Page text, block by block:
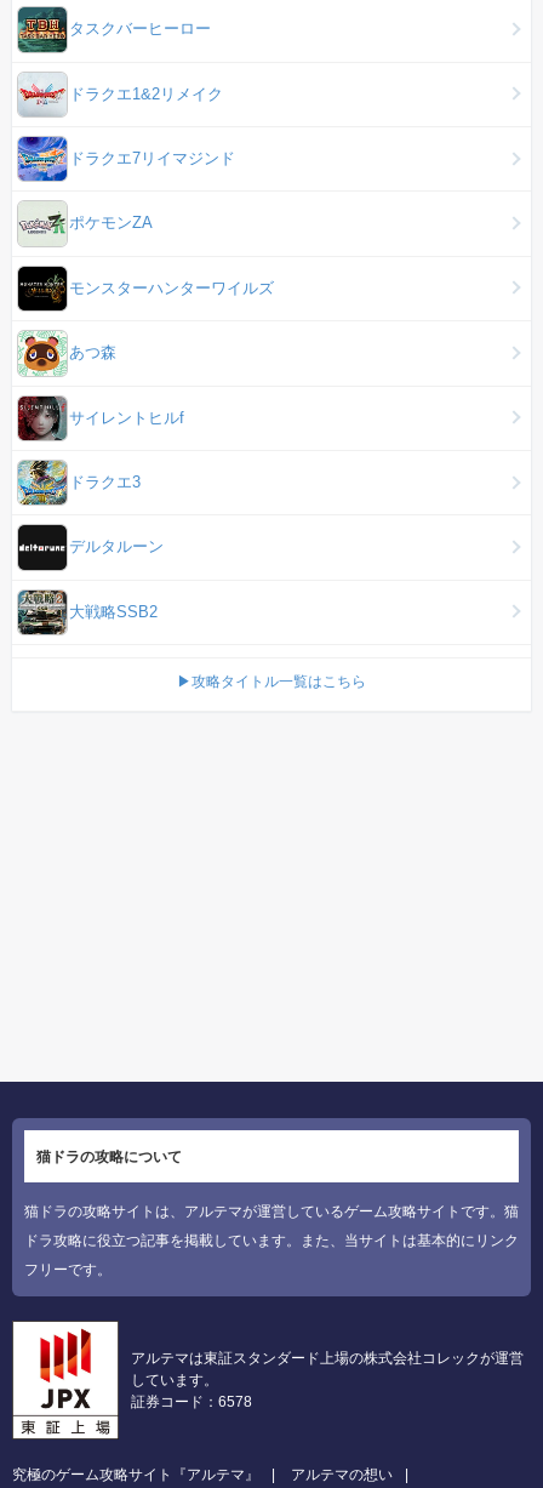
タスクバーヒーロー
ドラクエ1&2リメイク
ドラクエ7リイマジンド
ポケモンZA
モンスターハンターワイルズ
あつ森
サイレントヒルf
ドラクエ3
デルタルーン
大戦略SSB2
▶攻略タイトル一覧はこちら
猫ドラの攻略について
猫ドラの攻略サイトは、アルテマが運営しているゲーム攻略サイトです。猫
ドラ攻略に役立つ記事を掲載しています。また、当サイトは基本的にリンク
フリーです。
アルテマは東証スタンダード上場の株式会社コレックが運営
しています。
証券コード：6578
究極のゲーム攻略サイト『アルテマ』 アルテマの想い